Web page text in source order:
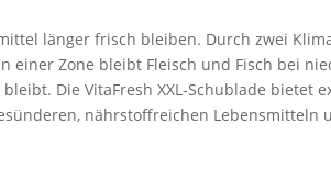
län­ger frisch blei­ben. Durch zwei
einer Zone bleibt Fleisch und Fisch bei
Die VitaF­resh XXL-Schub­la­de bie­tet
nähr­stoff­rei­chen Lebens­mit­teln